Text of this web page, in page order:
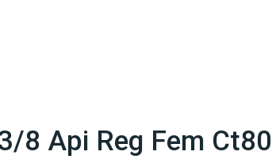
8 Api Reg Fem Ct80